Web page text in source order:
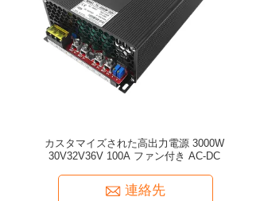
カスタマイズされた高出力電源 3000W
30V32V36V 100A ファン付き AC-DC
連絡先